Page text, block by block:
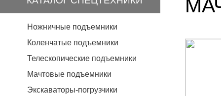
Ножничные подъемники
Коленчатые подъемники
Телескопические подъемники
Мачтовые подъемники
Экскаваторы-погрузчики